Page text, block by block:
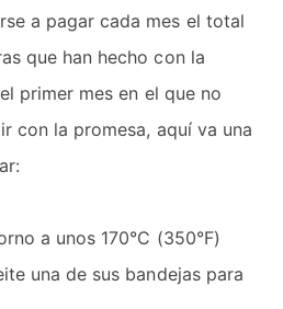
a pagar cada mes el total
que han hecho con la
primer mes en el que no
con la promesa, aquí va una
a unos 170°C (350°F)
una de sus bandejas para